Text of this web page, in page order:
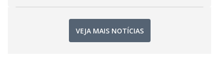
VEJA MAIS NOTÍCIAS